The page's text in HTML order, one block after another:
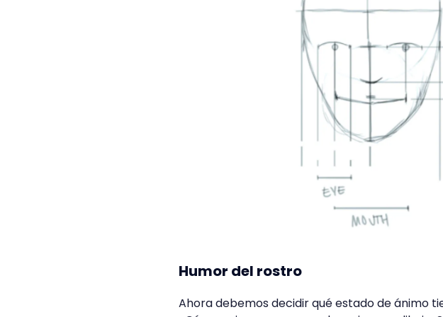
Humor del rostro
Ahora debemos decidir qué estado de ánimo